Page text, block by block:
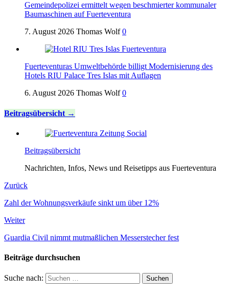
Gemeindepolizei ermittelt wegen beschmierter kommunaler
Baumaschinen auf Fuerteventura
7. August 2026 Thomas Wolf 0
Fuerteventuras Umweltbehörde billigt Modernisierung des
Hotels RIU Palace Tres Islas mit Auflagen
6. August 2026 Thomas Wolf 0
Beitragsübersicht
Beitragsübersicht
Nachrichten, Infos, News und Reisetipps aus Fuerteventura
Zurück
Zahl der Wohnungsverkäufe sinkt um über 12%
Weiter
Guardia Civil nimmt mutmaßlichen Messerstecher fest
Beiträge durchsuchen
Suche nach: